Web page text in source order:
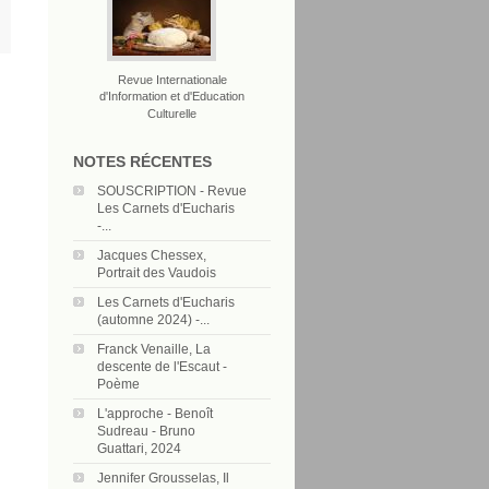
Revue Internationale
d'Information et d'Education
Culturelle
NOTES RÉCENTES
SOUSCRIPTION - Revue
Les Carnets d'Eucharis
-...
Jacques Chessex,
Portrait des Vaudois
Les Carnets d'Eucharis
(automne 2024) -...
Franck Venaille, La
descente de l'Escaut -
Poème
L'approche - Benoît
Sudreau - Bruno
Guattari, 2024
Jennifer Grousselas, Il